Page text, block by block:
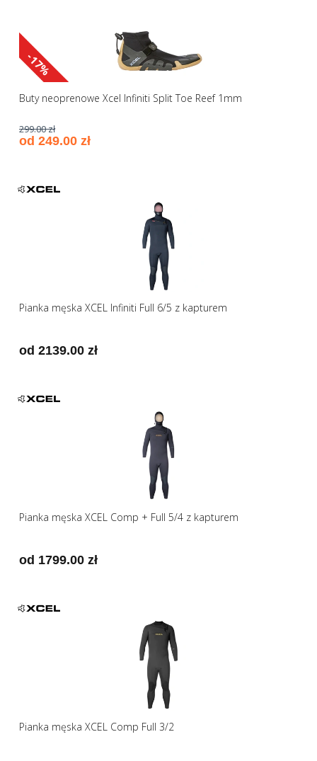
-17%
Buty neoprenowe Xcel Infiniti Split Toe Reef 1mm
299.00 zł
od 249.00 zł
Pianka męska XCEL Infiniti Full 6/5 z kapturem
od 2139.00 zł
Pianka męska XCEL Comp + Full 5/4 z kapturem
od 1799.00 zł
Pianka męska XCEL Comp Full 3/2